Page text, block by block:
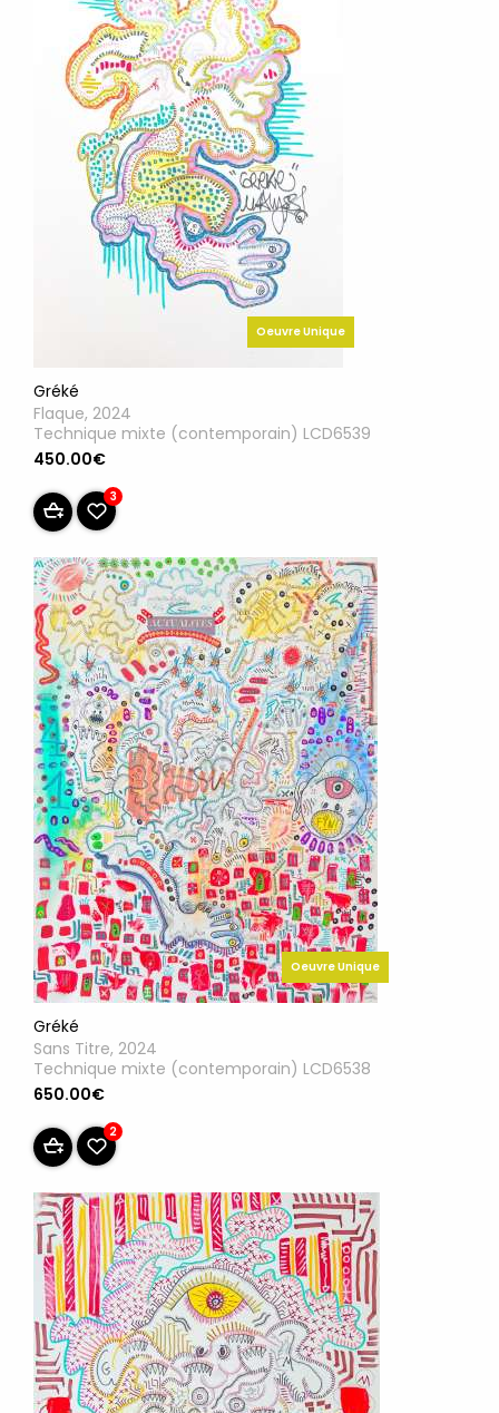
Oeuvre Unique
Gréké
Flaque, 2024
Technique mixte (contemporain) LCD6539
450.00€
3
Oeuvre Unique
Gréké
Sans Titre, 2024
Technique mixte (contemporain) LCD6538
650.00€
2